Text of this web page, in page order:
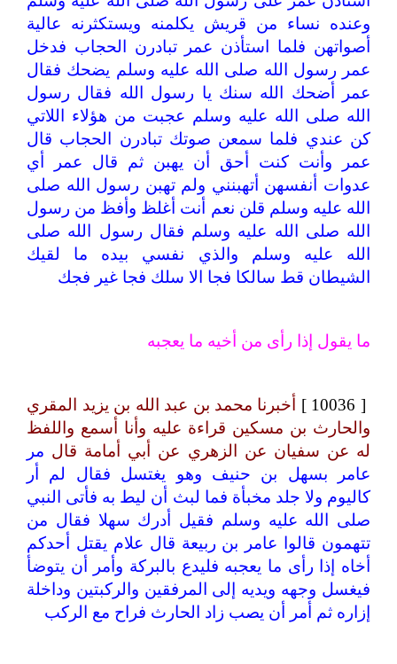
وعنده نساء من قريش يكلمنه ويستكثرنه عالية
أصواتهن فلما استأذن عمر تبادرن الحجاب فدخل
عمر رسول الله صلى الله عليه وسلم يضحك فقال
عمر أضحك الله سنك يا رسول الله فقال رسول
الله صلى الله عليه وسلم عجبت من هؤلاء اللاتي
كن عندي فلما سمعن صوتك تبادرن الحجاب قال
عمر وأنت كنت أحق أن يهبن ثم قال عمر أي
عدوات أنفسهن أتهبنني ولم تهبن رسول الله صلى
الله عليه وسلم قلن نعم أنت أغلظ وأفظ من رسول
الله صلى الله عليه وسلم فقال رسول الله صلى
الله عليه وسلم والذي نفسي بيده ما لقيك
الشيطان قط سالكا فجا الا سلك فجا غير فجك
ما يقول إذا رأى من أخيه ما يعجبه
[ 10036 ]
أخبرنا محمد بن عبد الله بن يزيد المقري
والحارث بن مسكين قراءة عليه وأنا أسمع واللفظ
له عن سفيان عن الزهري عن أبي أمامة قال مر
عامر بسهل بن حنيف وهو يغتسل فقال لم أر
كاليوم ولا جلد مخبأة فما لبث أن ليط به فأتى النبي
صلى الله عليه وسلم فقيل أدرك سهلا فقال من
تتهمون قالوا عامر بن ربيعة قال علام يقتل أحدكم
أخاه إذا رأى ما يعجبه فليدع بالبركة وأمر أن يتوضأ
فيغسل وجهه ويديه إلى المرفقين والركبتين وداخلة
إزاره ثم أمر أن يصب زاد الحارث فراح مع الركب